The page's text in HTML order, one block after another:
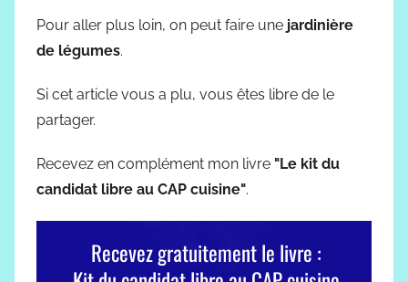
Pour aller plus loin, on peut faire une jardinière
de légumes.
Si cet article vous a plu, vous êtes libre de le
partager.
Recevez en complément mon livre "Le kit du
candidat libre au CAP cuisine".